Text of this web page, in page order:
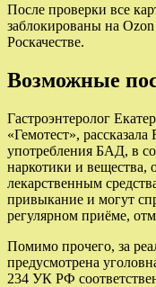
После проверки все
заблокированы на
Роскачестве.
Возможные
Гастроэнтеролог
«Гемотест»,
употребления БАД, в
наркотики и вещества,
лекарственным
привыкание и могут
регулярном приёме,
Помимо прочего, за
предусмотрена
234 УК РФ